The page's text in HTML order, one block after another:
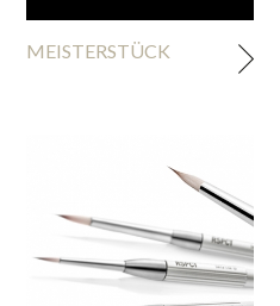
MEISTERSTÜCK